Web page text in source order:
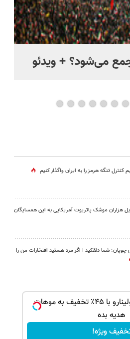
می‌شود؟ + ویدئو
کنترل تنگه هرمز را به ایران واگذار کنیم
هزاران موشک پاتریوت آمریکایی به این همسایگان
چوپان؛‌ شما دلقکید | اگر مرد هستید افتخارات من را
شامپو جلبک اسپیرولینارو با ۴۵٪ تخفیف به موهات
هدیه بده
ویژه!